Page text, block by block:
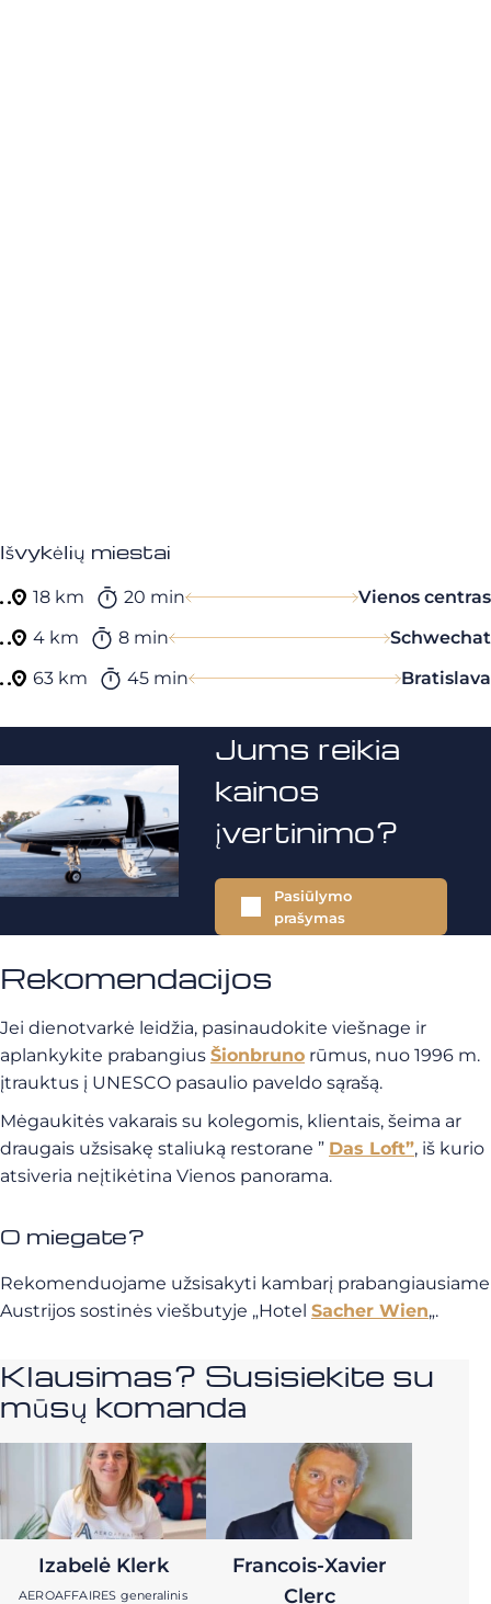
Išvykėlių miestai
18 km 20 min
Vienos centras
4 km
8 min
Schwechat
63 km
45 min Bratislava
Jums reikia
kainos
įvertinimo?
Pasiūlymo
prašymas
Rekomendacijos
Jei dienotvarkė leidžia, pasinaudokite viešnage ir
aplankykite prabangius Šionbruno rūmus, nuo 1996 m.
įtrauktus į UNESCO pasaulio paveldo sąrašą.
Mėgaukitės vakarais su kolegomis, klientais, šeima ar
draugais užsisakę staliuką restorane ” Das Loft”, iš kurio
atsiveria neįtikėtina Vienos panorama.
O miegate?
Rekomenduojame užsisakyti kambarį prabangiausiame
Austrijos sostinės viešbutyje „Hotel Sacher Wien„.
Klausimas? Susisiekite su
mūsų komanda
Izabelė Klerk
AEROAFFAIRES generalinis
Francois-Xavier
Clerc